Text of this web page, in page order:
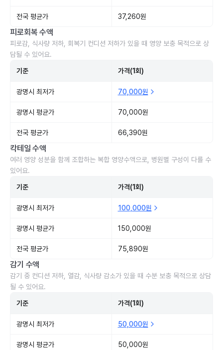
전국 평균가 37,260원
피로회복 수액
피로감, 식사량 저하, 회복기 컨디션 저하가 있을 때 영양 보충 목적으로 상
담될 수 있어요.
기준 가격(1회)
광명시 최저가 70,000원
광명시 평균가 70,000원
전국 평균가 66,390원
칵테일 수액
여러 영양 성분을 함께 조합하는 복합 영양수액으로, 병원별 구성이 다를 수
있어요.
기준 가격(1회)
광명시 최저가 100,000원
광명시 평균가 150,000원
전국 평균가 75,890원
감기 수액
감기 중 컨디션 저하, 열감, 식사량 감소가 있을 때 수분 보충 목적으로 상담
될 수 있어요.
기준 가격(1회)
광명시 최저가 50,000원
광명시 평균가 50,000원